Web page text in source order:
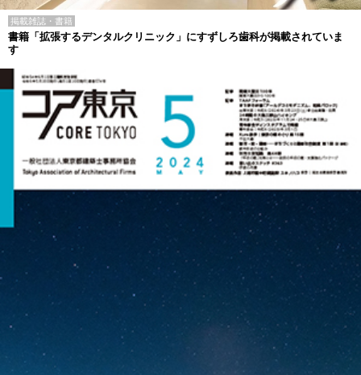
掲載雑誌・書籍
書籍「拡張するデンタルクリニック」にすずしろ歯科が掲載されていま
す